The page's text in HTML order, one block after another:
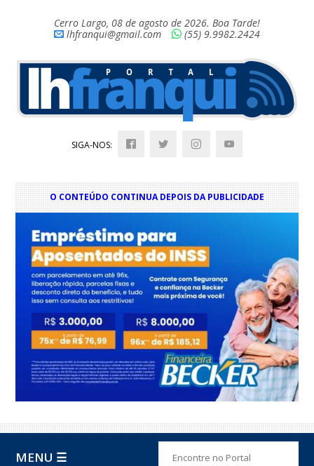
Cerro Largo, 08 de agosto de 2026. Boa Tarde!
lhfranqui@gmail.com
(55) 9.9982.2424
SIGA-NOS:
O CONTEÚDO CONTINUA DEPOIS DA PUBLICIDADE
MENU ☰